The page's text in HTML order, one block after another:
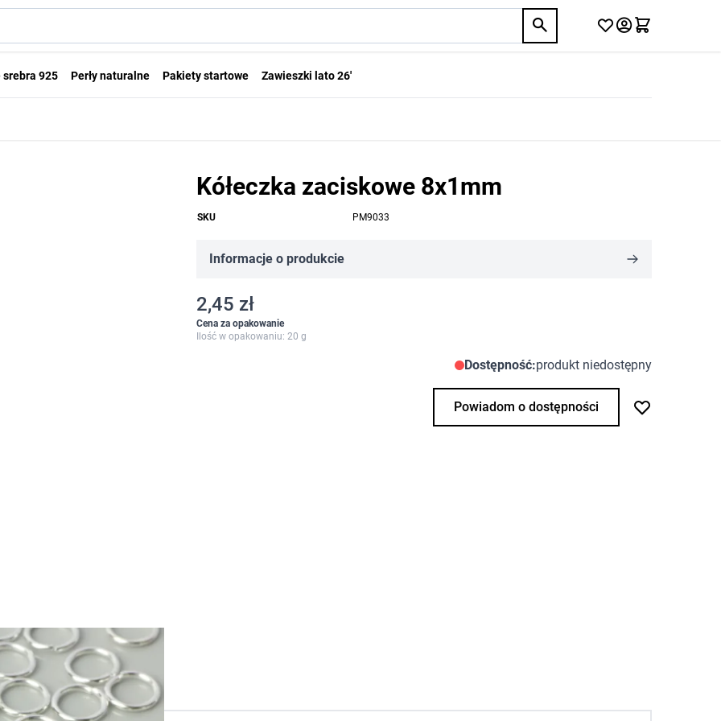
srebra 925 Perły naturalne Pakiety startowe Zawieszki lato 26'
Kółeczka zaciskowe 8x1mm
SKU PM9033
Informacje o produkcie
2,45 zł
Cena za opakowanie
Ilość w opakowaniu: 20 g
Dostępność:produkt niedostępny
Powiadom o dostępności